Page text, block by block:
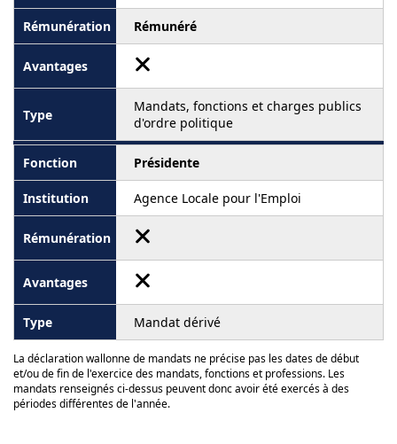
Rémunéré
Mandats, fonctions et charges publics
d'ordre politique
Présidente
Agence Locale pour l'Emploi
Mandat dérivé
La déclaration wallonne de mandats ne précise pas les dates de début
et/ou de fin de l'exercice des mandats, fonctions et professions. Les
mandats renseignés ci-dessus peuvent donc avoir été exercés à des
périodes différentes de l'année.